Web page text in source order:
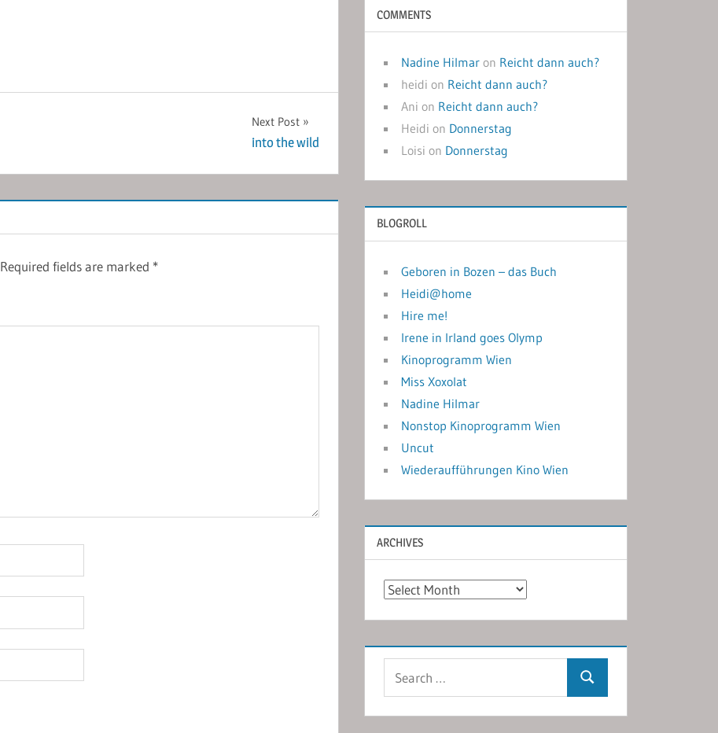
Next Post
into the wild
Required fields are marked *
COMMENTS
Nadine Hilmar on Reicht dann auch?
heidi on Reicht dann auch?
Ani on Reicht dann auch?
Heidi on Donnerstag
Loisi on Donnerstag
BLOGROLL
Geboren in Bozen – das Buch
Heidi@home
Hire me!
Irene in Irland goes Olymp
Kinoprogramm Wien
Miss Xoxolat
Nadine Hilmar
Nonstop Kinoprogramm Wien
Uncut
Wiederaufführungen Kino Wien
ARCHIVES
Archives
Search